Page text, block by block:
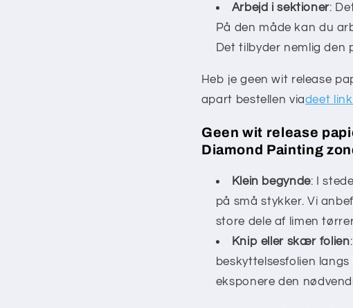
Arbejd i sektioner:
På den måde kan du
Det tilbyder nemlig den
Heb je geen wit release
apart bestellen viadeet
Geen wit release
Diamond Painting
Klein begynde: I
på små stykker. Vi
store dele af limen
Knip eller skær folien
beskyttelsesfolien
eksponere den